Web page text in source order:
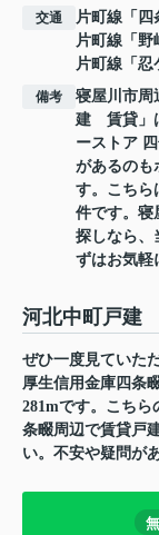
交通 片町線 「 四
片町線 「 野
片町線 「 忍
備考
寝屋川市周
建 賃貸」
ーストア
があるのも
す。こちら
件です。寝
探しなら、
ずはお気軽
河北中町戸建
ぜひ一度見ていた
厚生信用金庫四条
281mです。こちら
条畷周辺で賃貸戸
い。不安や疑問が